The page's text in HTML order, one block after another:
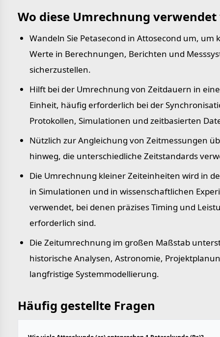
Wo diese Umrechnung
Wandeln Sie Petasecond in Attosecond um, um
Werte in Berechnungen, Berichten und
sicherzustellen.
Hilft bei der Umrechnung von Zeitdauern in
Einheit, häufig erforderlich bei der
Protokollen, Simulationen und zeitbasierten
Nützlich zur Angleichung von Zeitmessungen
hinweg, die unterschiedliche Zeitstandards
Die Umrechnung kleiner Zeiteinheiten wird in
in Simulationen und in wissenschaftlichen
verwendet, bei denen präzises Timing und
erforderlich sind.
Die Zeitumrechnung im großen Maßstab
historische Analysen, Astronomie,
langfristige Systemmodellierung.
Häufig gestellte Fragen